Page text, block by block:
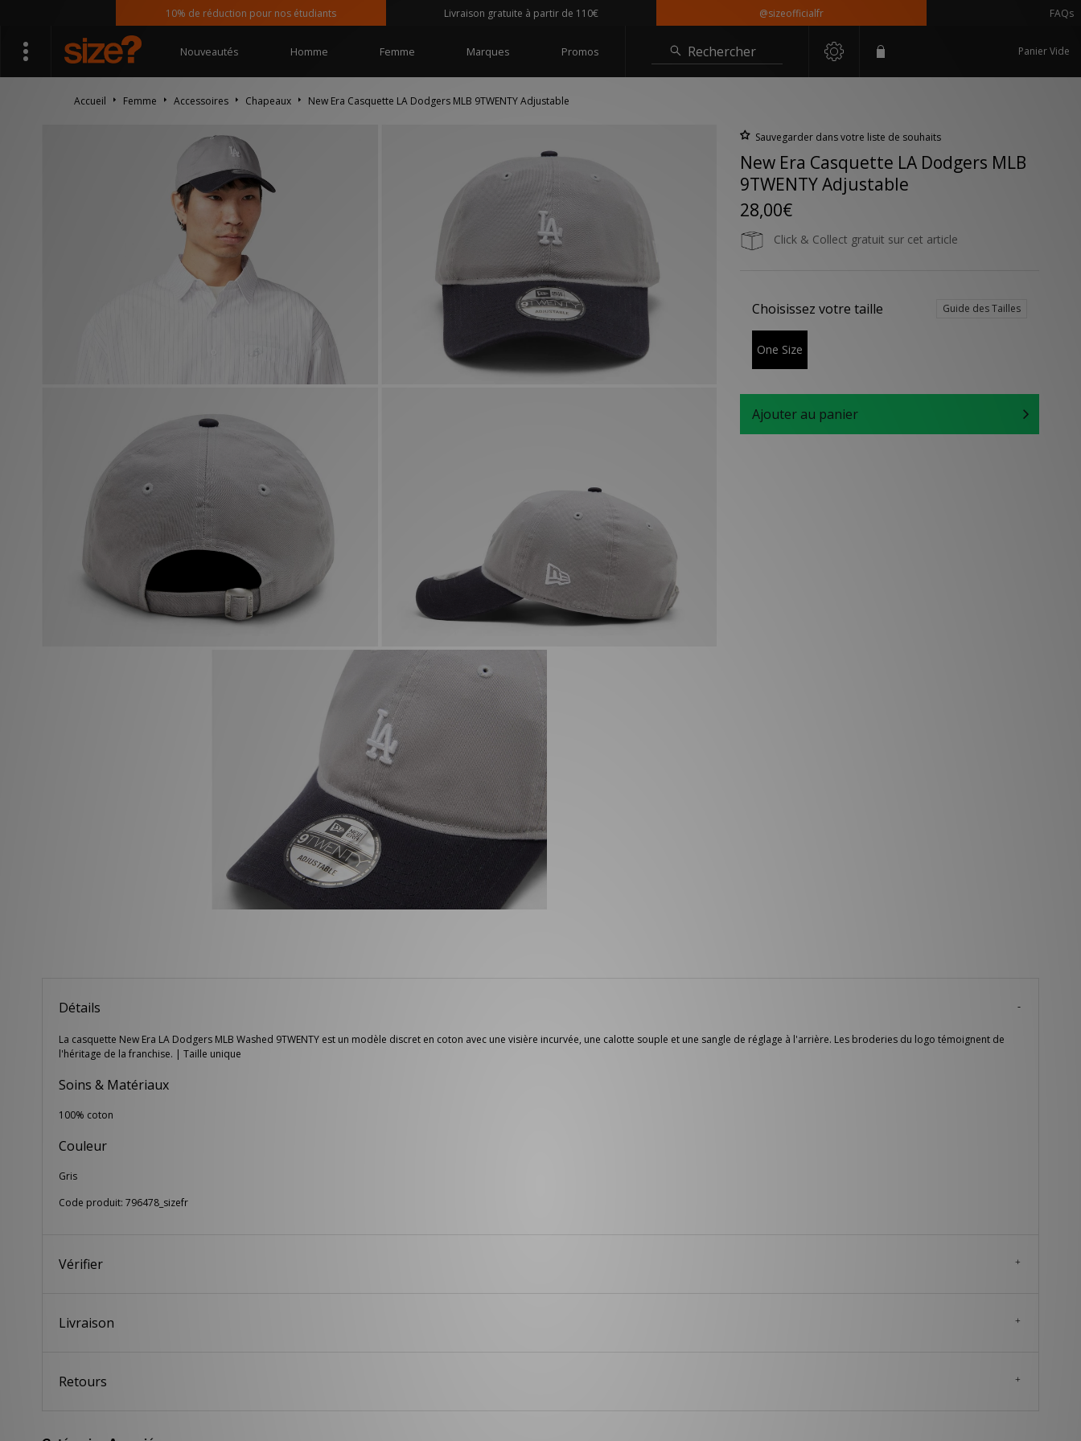
10% de réduction pour nos étudiants Livraison gratuite à partir de 110€ @sizeofficialfr
Nouveautés Homme Femme Marques Promos Rechercher Panier Vide
Accueil Femme Accessoires Chapeaux New Era Casquette LA Dodgers MLB 9TWENTY Adjustable
Sauvegarder dans votre liste de souhaits
New Era Casquette LA Dodgers MLB
9TWENTY Adjustable
28,00€
Click & Collect gratuit sur cet article
Choisissez votre taille Guide des Tailles
One Size
Ajouter au panier
Détails
La casquette New Era LA Dodgers MLB Washed 9TWENTY est un modèle discret en coton avec une visière incurvée, une calotte souple et une sangle de réglage à l'arrière. Les broderies du logo témoignent de
l'héritage de la franchise. | Taille unique
Soins & Matériaux
100% coton
Couleur
Gris
Code produit: 796478_sizefr
Vérifier
Livraison
Retours